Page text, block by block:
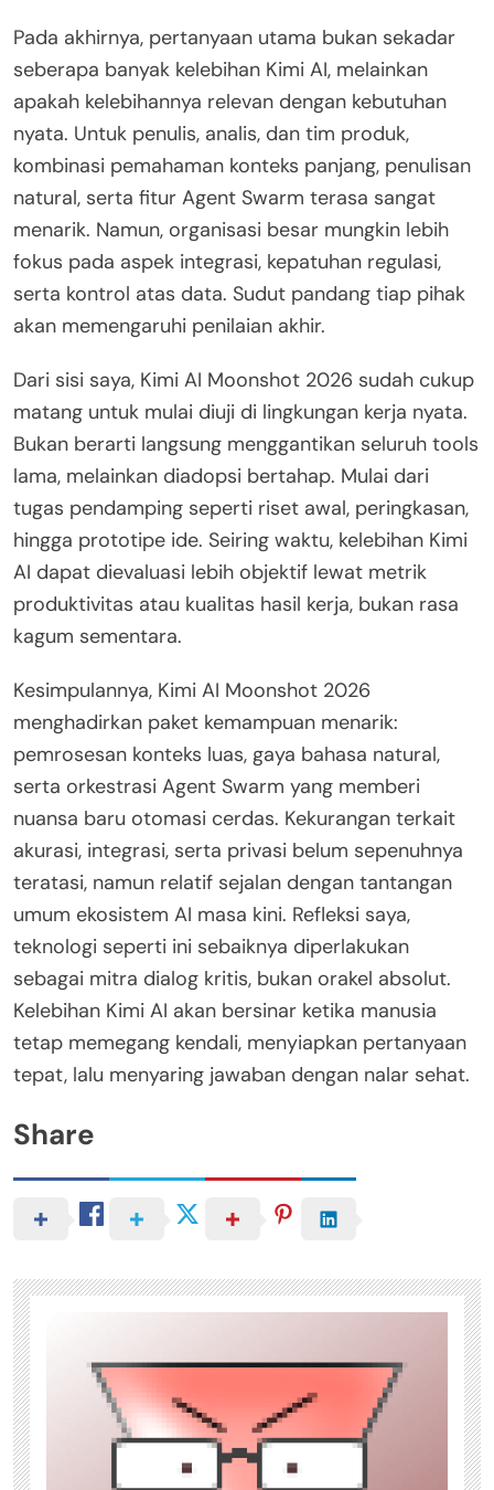
Pada akhirnya, pertanyaan utama bukan sekadar
seberapa banyak kelebihan Kimi AI, melainkan
apakah kelebihannya relevan dengan kebutuhan
nyata. Untuk penulis, analis, dan tim produk,
kombinasi pemahaman konteks panjang, penulisan
natural, serta fitur Agent Swarm terasa sangat
menarik. Namun, organisasi besar mungkin lebih
fokus pada aspek integrasi, kepatuhan regulasi,
serta kontrol atas data. Sudut pandang tiap pihak
akan memengaruhi penilaian akhir.
Dari sisi saya, Kimi AI Moonshot 2026 sudah cukup
matang untuk mulai diuji di lingkungan kerja nyata.
Bukan berarti langsung menggantikan seluruh tools
lama, melainkan diadopsi bertahap. Mulai dari
tugas pendamping seperti riset awal, peringkasan,
hingga prototipe ide. Seiring waktu, kelebihan Kimi
AI dapat dievaluasi lebih objektif lewat metrik
produktivitas atau kualitas hasil kerja, bukan rasa
kagum sementara.
Kesimpulannya, Kimi AI Moonshot 2026
menghadirkan paket kemampuan menarik:
pemrosesan konteks luas, gaya bahasa natural,
serta orkestrasi Agent Swarm yang memberi
nuansa baru otomasi cerdas. Kekurangan terkait
akurasi, integrasi, serta privasi belum sepenuhnya
teratasi, namun relatif sejalan dengan tantangan
umum ekosistem AI masa kini. Refleksi saya,
teknologi seperti ini sebaiknya diperlakukan
sebagai mitra dialog kritis, bukan orakel absolut.
Kelebihan Kimi AI akan bersinar ketika manusia
tetap memegang kendali, menyiapkan pertanyaan
tepat, lalu menyaring jawaban dengan nalar sehat.
Share